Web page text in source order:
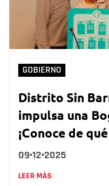
GOBIERNO
Distrito Sin
impulsa una
¡Conoce de
09•12•2025
LEER MÁS